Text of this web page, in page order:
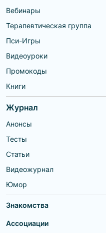
Вебинары
Терапевтическая группа
Пси-Игры
Видеоуроки
Промокоды
Книги
Журнал
Анонсы
Тесты
Статьи
Видеожурнал
Юмор
Знакомства
Ассоциации